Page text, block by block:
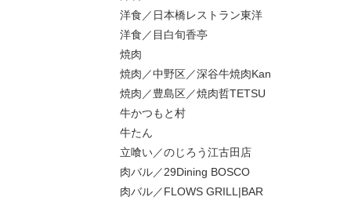
洋食／日本橋レストラン東洋
洋食／目白旬香亭
焼肉
焼肉／中野区／深谷牛焼肉Kan
焼肉／豊島区／焼肉哲TETSU
牛かつもと村
牛たん
立喰い／のじろう江古田店
肉バル／29Dining BOSCO
肉バル／FLOWS GRILL|BAR